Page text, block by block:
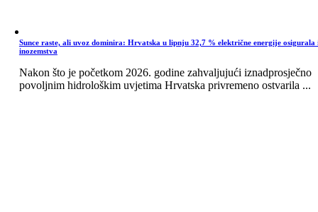
Sunce raste, ali uvoz dominira: Hrvatska u lipnju 32,7 % električne energije osigurala
inozemstva
Nakon što je početkom 2026. godine zahvaljujući iznadprosječno
povoljnim hidrološkim uvjetima Hrvatska privremeno ostvarila ...